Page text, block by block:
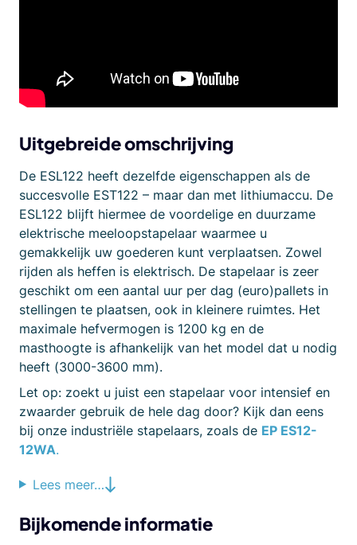
Uitgebreide omschrijving
De ESL122 heeft dezelfde eigenschappen als de
succesvolle EST122 – maar dan met lithiumaccu. De
ESL122 blijft hiermee de voordelige en duurzame
elektrische meeloopstapelaar waarmee u
gemakkelijk uw goederen kunt verplaatsen. Zowel
rijden als heffen is elektrisch. De stapelaar is zeer
geschikt om een aantal uur per dag (euro)pallets in
stellingen te plaatsen, ook in kleinere ruimtes. Het
maximale hefvermogen is 1200 kg en de
masthoogte is afhankelijk van het model dat u nodig
heeft (3000-3600 mm).
Let op: zoekt u juist een stapelaar voor intensief en
zwaarder gebruik de hele dag door? Kijk dan eens
bij onze industriële stapelaars, zoals de EP ES12-
12WA.
Lees meer…
Bijkomende informatie